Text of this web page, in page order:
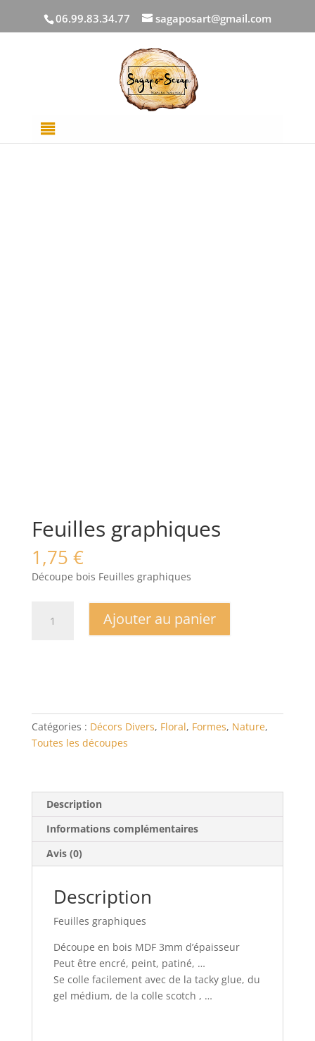
06.99.83.34.77 sagaposart@gmail.com
DECOUPES BOIS/Décors Divers
graphiques
Feuilles graphiques
1,75 €
Découpe bois Feuilles graphiques
Ajouter au panier
Catégories : Décors Divers, Floral, Formes, Nature,
Toutes les découpes
Description
Informations complémentaires
Avis (0)
Description
Feuilles graphiques
Découpe en bois MDF 3mm d’épaisseur
Peut être encré, peint, patiné, …
Se colle facilement avec de la tacky glue, du
gel médium, de la colle scotch , …